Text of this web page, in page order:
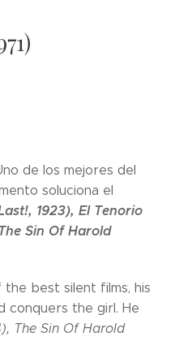
de los mejores del
soluciona el
1923), El Tenorio
Sin Of Harold
best silent films, his
conquers the girl. He
The Sin Of Harold